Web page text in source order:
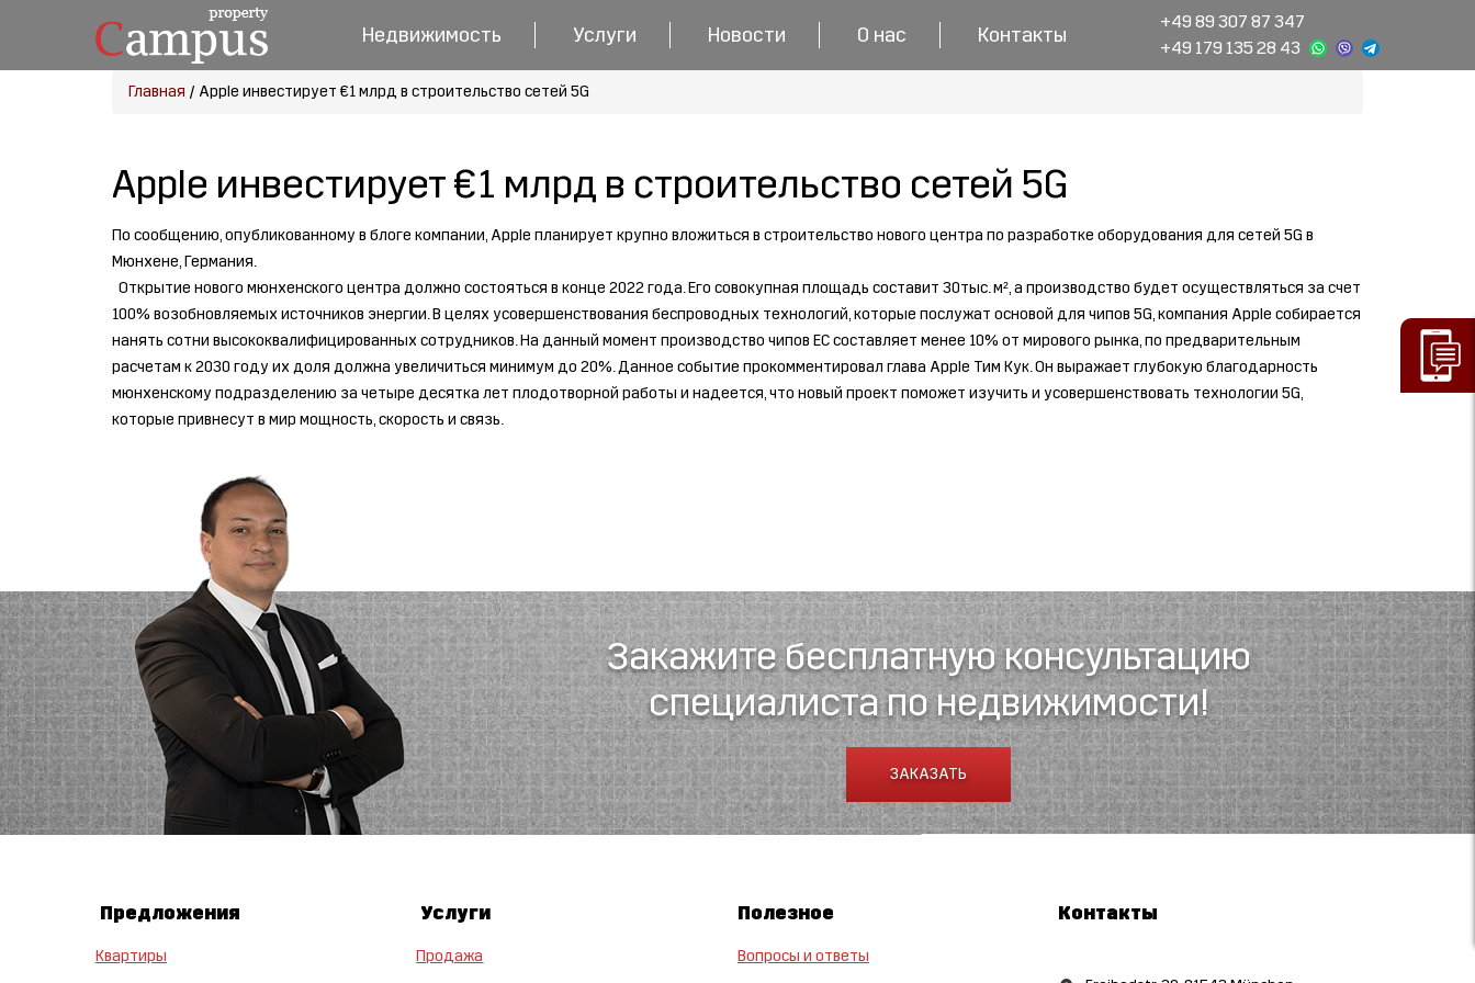
Недвижимость Услуги Новости О нас Контакты
+49 89 307 87 347
+49 179 135 28 43
Главная / Apple инвестирует €1 млрд в строительство сетей 5G
Apple инвестирует €1 млрд в строительство сетей 5G
По сообщению, опубликованному в блоге компании, Apple планирует крупно вложиться в строительство нового центра по разработке оборудования для сетей 5G в
Мюнхене, Германия.
Открытие нового мюнхенского центра должно состояться в конце 2022 года. Его совокупная площадь составит 30тыс. м², а производство будет осуществляться за счет
100% возобновляемых источников энергии. В целях усовершенствования беспроводных технологий, которые послужат основой для чипов 5G, компания Apple собирается
нанять сотни высококвалифицированных сотрудников. На данный момент производство чипов ЕС составляет менее 10% от мирового рынка, по предварительным
расчетам к 2030 году их доля должна увеличиться минимум до 20%. Данное событие прокомментировал глава Apple Тим Кук. Он выражает глубокую благодарность
мюнхенскому подразделению за четыре десятка лет плодотворной работы и надеется, что новый проект поможет изучить и усовершенствовать технологии 5G,
которые привнесут в мир мощность, скорость и связь.
Закажите бесплатную консультацию
специалиста по недвижимости!
ЗАКАЗАТЬ
Предложения
Квартиры
Услуги
Продажа
Полезное
Вопросы и ответы
Контакты